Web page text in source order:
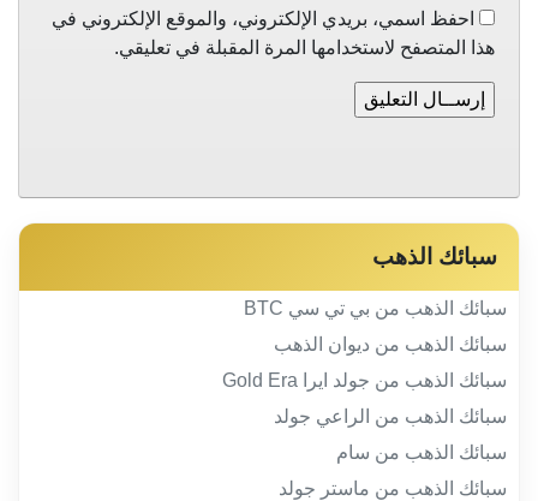
احفظ اسمي، بريدي الإلكتروني، والموقع الإلكتروني في
هذا المتصفح لاستخدامها المرة المقبلة في تعليقي.
سبائك الذهب
سبائك الذهب من بي تي سي BTC
سبائك الذهب من ديوان الذهب
سبائك الذهب من جولد ايرا Gold Era
سبائك الذهب من الراعي جولد
سبائك الذهب من سام
سبائك الذهب من ماستر جولد